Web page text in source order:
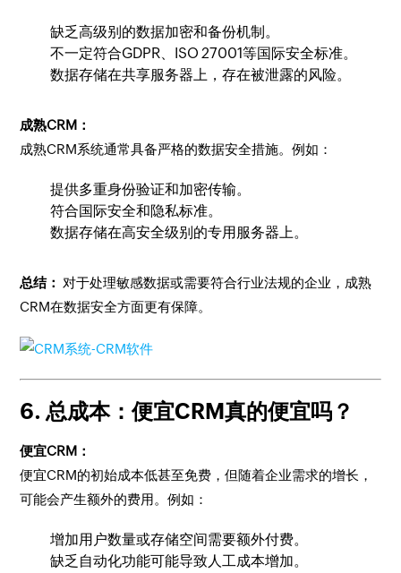
缺乏高级别的数据加密和备份机制。
不一定符合GDPR、ISO 27001等国际安全标准。
数据存储在共享服务器上，存在被泄露的风险。
成熟CRM：
成熟CRM系统通常具备严格的数据安全措施。例如：
提供多重身份验证和加密传输。
符合国际安全和隐私标准。
数据存储在高安全级别的专用服务器上。
总结： 对于处理敏感数据或需要符合行业法规的企业，成熟
CRM在数据安全方面更有保障。
6. 总成本：便宜CRM真的便宜吗？
便宜CRM：
便宜CRM的初始成本低甚至免费，但随着企业需求的增长，
可能会产生额外的费用。例如：
增加用户数量或存储空间需要额外付费。
缺乏自动化功能可能导致人工成本增加。